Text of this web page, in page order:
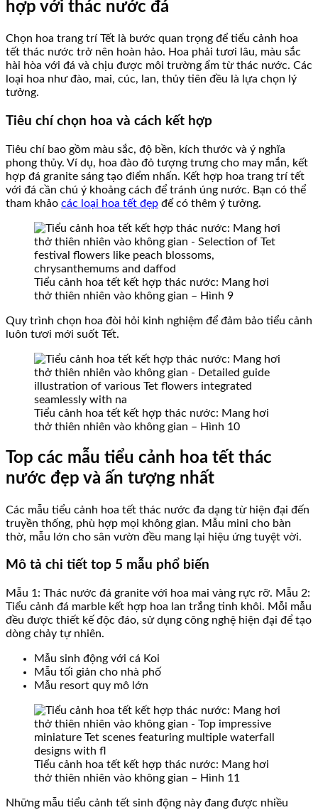
hợp với thác nước đá
Chọn hoa trang trí Tết là bước quan trọng để tiểu cảnh hoa
tết thác nước trở nên hoàn hảo. Hoa phải tươi lâu, màu sắc
hài hòa với đá và chịu được môi trường ẩm từ thác nước. Các
loại hoa như đào, mai, cúc, lan, thủy tiên đều là lựa chọn lý
tưởng.
Tiêu chí chọn hoa và cách kết hợp
Tiêu chí bao gồm màu sắc, độ bền, kích thước và ý nghĩa
phong thủy. Ví dụ, hoa đào đỏ tượng trưng cho may mắn, kết
hợp đá granite sáng tạo điểm nhấn. Kết hợp hoa trang trí tết
với đá cần chú ý khoảng cách để tránh úng nước. Bạn có thể
tham khảo các loại hoa tết đẹp để có thêm ý tưởng.
Tiểu cảnh hoa tết kết hợp thác nước: Mang hơi
thở thiên nhiên vào không gian – Hình 9
Quy trình chọn hoa đòi hỏi kinh nghiệm để đảm bảo tiểu cảnh
luôn tươi mới suốt Tết.
Tiểu cảnh hoa tết kết hợp thác nước: Mang hơi
thở thiên nhiên vào không gian – Hình 10
Top các mẫu tiểu cảnh hoa tết thác
nước đẹp và ấn tượng nhất
Các mẫu tiểu cảnh hoa tết thác nước đa dạng từ hiện đại đến
truyền thống, phù hợp mọi không gian. Mẫu mini cho bàn
thờ, mẫu lớn cho sân vườn đều mang lại hiệu ứng tuyệt vời.
Mô tả chi tiết top 5 mẫu phổ biến
Mẫu 1: Thác nước đá granite với hoa mai vàng rực rỡ. Mẫu 2:
Tiểu cảnh đá marble kết hợp hoa lan trắng tinh khôi. Mỗi mẫu
đều được thiết kế độc đáo, sử dụng công nghệ hiện đại để tạo
dòng chảy tự nhiên.
Mẫu sinh động với cá Koi
Mẫu tối giản cho nhà phố
Mẫu resort quy mô lớn
Tiểu cảnh hoa tết kết hợp thác nước: Mang hơi
thở thiên nhiên vào không gian – Hình 11
Những mẫu tiểu cảnh tết sinh động này đang được nhiều